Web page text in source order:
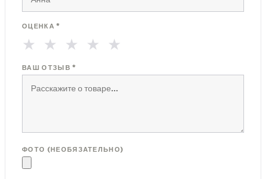
ОЦЕНКА *
★ ★ ★ ★ ★
ВАШ ОТЗЫВ *
ФОТО (НЕОБЯЗАТЕЛЬНО)